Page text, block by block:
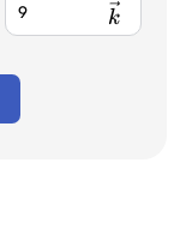
\vec k
k